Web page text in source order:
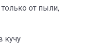
от пыли,
кучу